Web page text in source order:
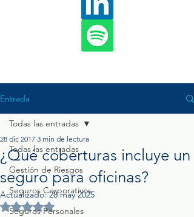
Entrada
Todas las entradas
Gestión de Riesgos
Seguros Corporativos
Seguros Personales
Todas las entradas
¿Qué coberturas incluye un
seguro para oficinas?
28 dic 2017 3 min de lectura
Actualizado:28 may 2025
Obtuvo NaN de 5 estrellas.